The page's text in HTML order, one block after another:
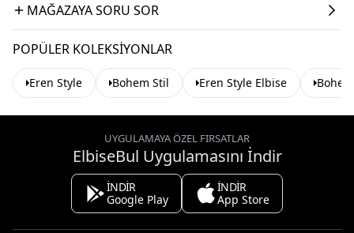
MAĞAZAYA SORU SOR
POPÜLER KOLEKSIYONLAR
Eren Style Bohem Stil Eren Style Elbise
UYGULAMAYA ÖZEL FIRSATLAR
ElbiseBul Uygulamasını İndir
İNDİR
Google Play
İNDİR
App Store